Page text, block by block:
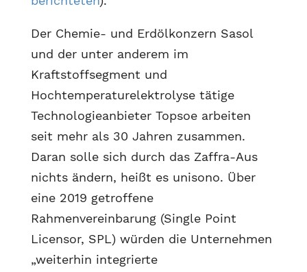
Der Chemie- und Erdölkonzern Sasol
und der unter anderem im
Kraftstoffsegment und
Hochtemperaturelektrolyse tätige
Technologieanbieter Topsoe arbeiten
seit mehr als 30 Jahren zusammen.
Daran solle sich durch das Zaffra-Aus
nichts ändern, heißt es unisono. Über
eine 2019 getroffene
Rahmenvereinbarung (Single Point
Licensor, SPL) würden die Unternehmen
„weiterhin integrierte